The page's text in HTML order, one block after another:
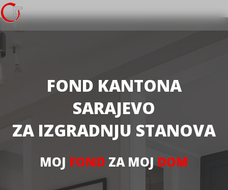
FOND KANTONA
SARAJEVO
ZA IZGRADNJU STANOVA
MOJ FOND ZA MOJDOM